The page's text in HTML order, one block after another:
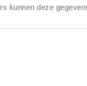
kunnen deze